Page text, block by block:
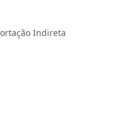
Indireta